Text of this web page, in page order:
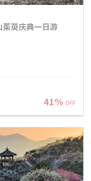
萸庆典一日游
41% OFF